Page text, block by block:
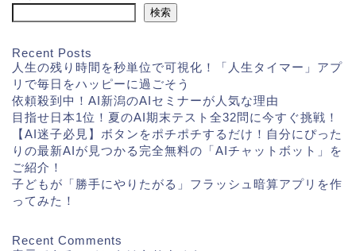
検索
Recent Posts
人生の残り時間を秒単位で可視化！「人生タイマー」アプ
リで毎日をハッピーに過ごそう
依頼殺到中！AI新潟のAIセミナーが人気な理由
目指せ日本1位！夏のAI期末テスト全32問に今すぐ挑戦！
【AI迷子必見】ボタンをポチポチするだけ！自分にぴった
りの最新AIが見つかる完全無料の「AIチャットボット」を
ご紹介！
子どもが「勝手にやりたがる」フラッシュ暗算アプリを作
ってみた！
Recent Comments